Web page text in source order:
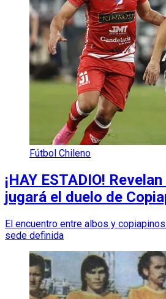
Fútbol Chileno
¡HAY ESTADIO!
jugará el duelo de
El encuentro entre albos y
sede definida